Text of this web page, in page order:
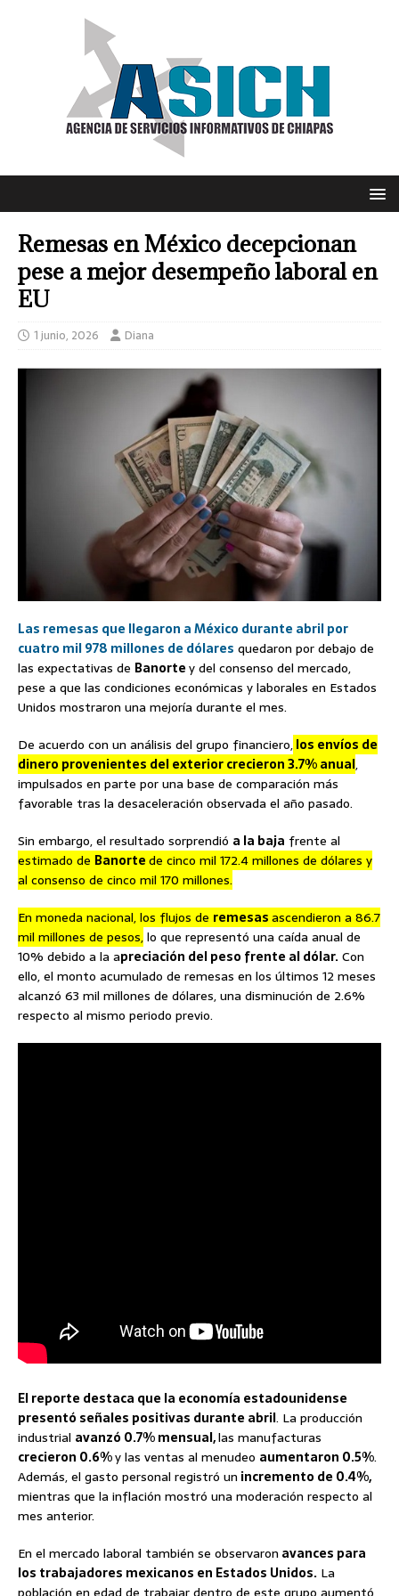
Remesas en México decepcionan
pese a mejor desempeño laboral en
EU
1 junio, 2026 Diana
Las remesas que llegaron a México durante abril por
cuatro mil 978 millones de dólares quedaron por debajo de
las expectativas de Banortey del consenso del mercado,
pese a que las condiciones económicas y laborales en Estados
Unidos mostraron una mejoría durante el mes.
De acuerdo con un análisis del grupo financiero,los envíos de
dinero provenientes del exterior crecieron 3.7% anual,
impulsados en parte por una base de comparación más
favorable tras la desaceleración observada el año pasado.
Sin embargo, el resultado sorprendió a la baja frente al
estimado de Banortede cinco mil 172.4 millones de dólares y
al consenso de cinco mil 170 millones.
En moneda nacional, los flujos de remesasascendieron a 86.7
mil millones de pesos,lo que representó una caída anual de
10% debido a la apreciación del peso frente al dólar.Con
ello, el monto acumulado de remesas en los últimos 12 meses
alcanzó 63 mil millones de dólares, una disminución de 2.6%
respecto al mismo periodo previo.
El reporte destaca que la economía estadounidense
presentó señales positivas durante abril. La producción
industrial avanzó 0.7% mensual,las manufacturas
crecieron 0.6%y las ventas al menudeo aumentaron 0.5%.
Además, el gasto personal registró un incremento de 0.4%,
mientras que la inflación mostró una moderación respecto al
mes anterior.
En el mercado laboral también se observaron avances para
los trabajadores mexicanos en Estados Unidos. La